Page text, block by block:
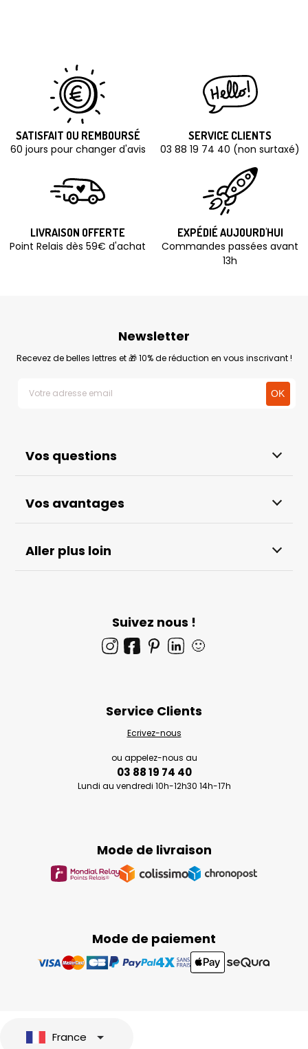
SATISFAIT OU REMBOURSÉ
60 jours pour changer d'avis
SERVICE CLIENTS
03 88 19 74 40 (non surtaxé)
LIVRAISON OFFERTE
Point Relais dès 59€ d'achat
EXPÉDIÉ AUJOURD'HUI
Commandes passées avant
13h
Vos questions
Vos avantages
Aller plus loin
Newsletter
Recevez de belles lettres et 🎁 10% de réduction en vous inscrivant !
Suivez nous !
🙂
Mode de paiement
Mode de livraison
Service Clients
Ecrivez-nous
ou appelez-nous au
03 88 19 74 40
Lundi au vendredi 10h-12h30 14h-17h
France